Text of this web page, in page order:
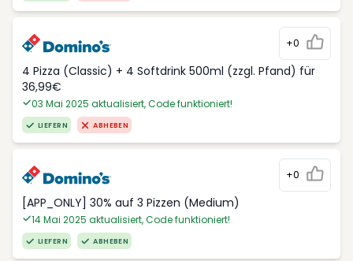
+0
4 Pizza (Classic) + 4 Softdrink 500ml (zzgl. Pfand) für
36,99€
03 Mai 2025 aktualisiert, Code funktioniert!
LIEFERN ABHEBEN
+0
[APP_ONLY] 30% auf 3 Pizzen (Medium)
14 Mai 2025 aktualisiert, Code funktioniert!
LIEFERN ABHEBEN